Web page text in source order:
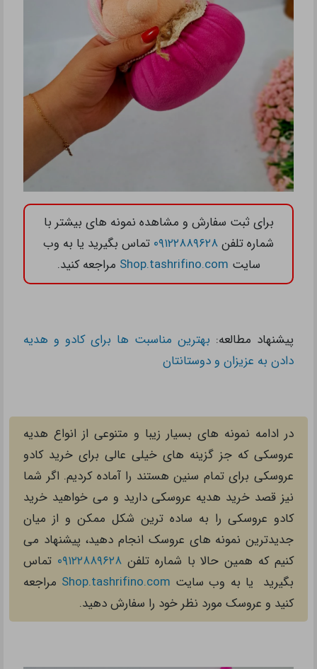
برای ثبت سفارش و مشاهده نمونه های بیشتر با
شماره تلفن۰۹۱۲۲۸۸۹۶۲۸ تماس بگیرید یا به وب
سایت Shop.tashrifino.com مراجعه کنید.
پیشنهاد مطالعه: بهترین مناسبت ها برای کادو و هدیه
دادن به عزیزان و دوستانتان
در ادامه نمونه های بسیار زیبا و متنوعی از انواع هدیه
عروسکی که جز گزینه های خیلی عالی برای خرید کادو
عروسکی برای تمام سنین هستند را آماده کردیم. اگر شما
نیز قصد خرید هدیه عروسکی دارید و می خواهید خرید
کادو عروسکی را به ساده ترین شکل ممکن و از میان
جدیدترین نمونه های عروسک انجام دهید، پیشنهاد می
کنیم که همین حالا با شماره تلفن۰۹۱۲۲۸۸۹۶۲۸ تماس
بگیرید یا به وب سایت Shop.tashrifino.com مراجعه
کنید و عروسک مورد نظر خود را سفارش دهید.